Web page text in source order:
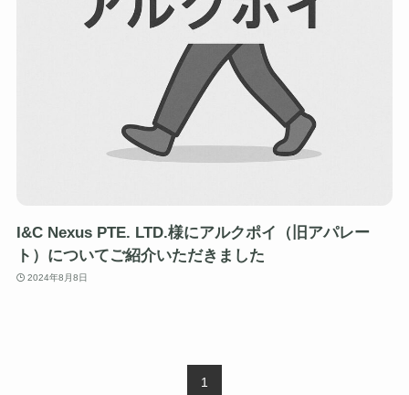
I&C Nexus PTE. LTD.様にアルクポイ（旧アパレー
ト）についてご紹介いただきました
2024年8月8日
1